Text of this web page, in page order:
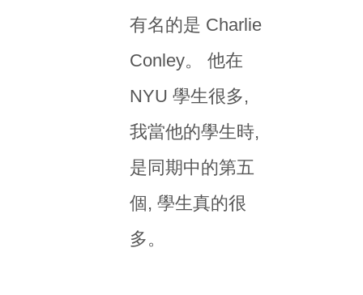
有名的是 Charlie
Conley。 他在
NYU 學生很多,
我當他的學生時,
是同期中的第五
個, 學生真的很
多。